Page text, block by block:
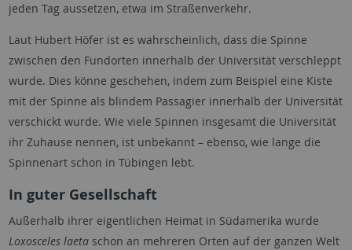
jeden Tag aussetzen, etwa im Straßenverkehr.
Laut Hubert Höfer ist es wahrscheinlich, dass die Spinne
zwischen den Fundorten innerhalb der Universität verschleppt
wurde. Dies könne geschehen, indem zum Beispiel eine Kiste
mit der Spinne als blindem Passagier innerhalb der Universität
verschickt wurde. Wie viele Spinnen insgesamt die Universität
ihr Zuhause nennen, ist unbekannt – ebenso, wie lange die
Spinnenart schon in Tübingen lebt.
In guter Gesellschaft
Außerhalb ihrer eigentlichen Heimat in Südamerika wurde
Loxosceles laetaschon an mehreren Orten auf der ganzen Welt